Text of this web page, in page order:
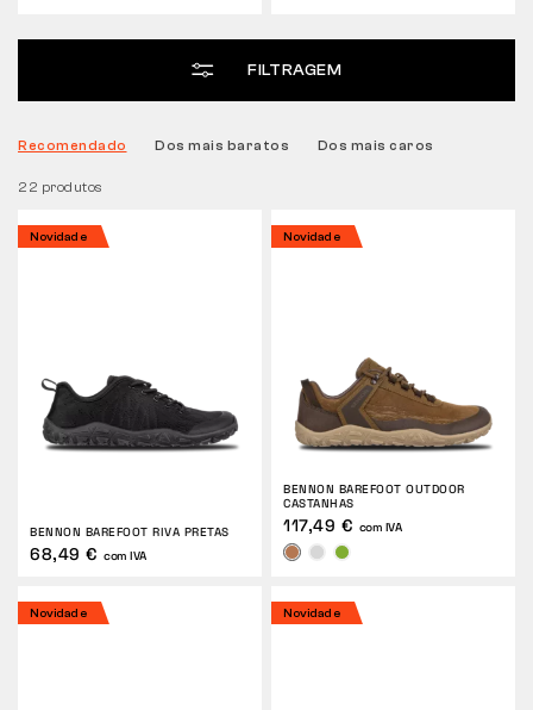
SOBRE NÓS
ARTIGOS
CONTACTO
FILTRAGEM
22 produtos
Recomendado Dos mais baratos Dos mais caros
Novidade
BENNON BAREFOOT RIVA PRETAS
68,49 € com IVA
Novidade
BENNON BAREFOOT OUTDOOR
CASTANHAS
117,49 € com IVA
Novidade Novidade